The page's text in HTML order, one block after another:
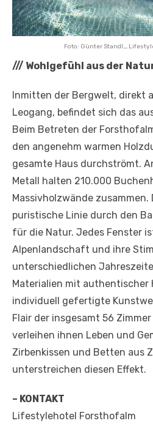
Foto: Günter Standl_
/// Wohlgefühl aus der
Inmitten der Bergwelt, direkt
Leogang, befindet sich das
Beim Betreten der
den angenehm warmen
gesamte Haus durchströmt.
Metall halten 210.000
Massivholzwände
puristische Linie durch den
für die Natur. Jedes Fenster
Alpenlandschaft und ihre
unterschiedlichen
Materialien mit authentischer
individuell gefertigte
Flair der insgesamt 56
verleihen ihnen Leben und
Zirbenkissen und Betten aus
unterstreichen diesen Effekt.
– KONTAKT
Lifestylehotel Forsthofalm